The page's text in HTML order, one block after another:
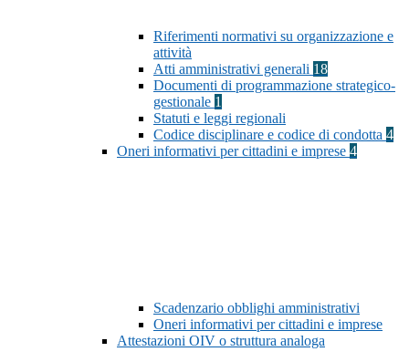
Riferimenti normativi su organizzazione e
attività
Atti amministrativi generali 18
Documenti di programmazione strategico-
gestionale 1
Statuti e leggi regionali
Codice disciplinare e codice di condotta 4
Oneri informativi per cittadini e imprese 4
Scadenzario obblighi amministrativi
Oneri informativi per cittadini e imprese
Attestazioni OIV o struttura analoga